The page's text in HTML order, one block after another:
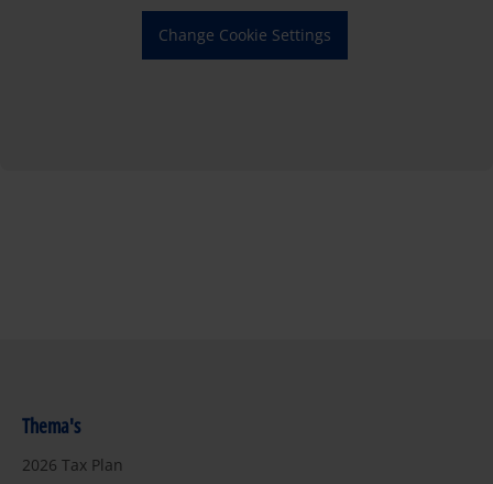
Change Cookie Settings
Thema's
2026 Tax Plan